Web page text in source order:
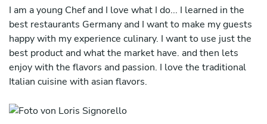
I am a young Chef and I love what I do... I learned in the
best restaurants Germany and I want to make my guests
happy with my experience culinary. I want to use just the
best product and what the market have. and then lets
enjoy with the flavors and passion. I love the traditional
Italian cuisine with asian flavors.